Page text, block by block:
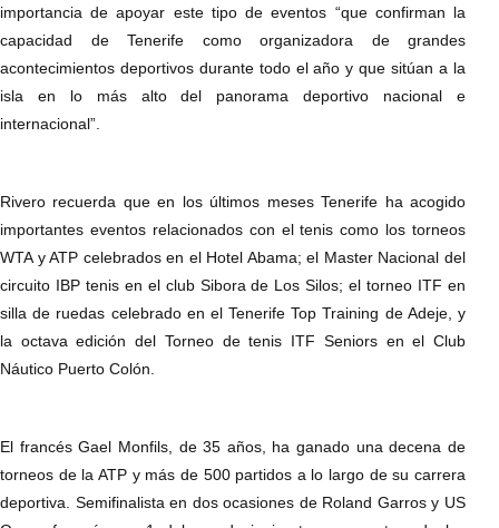
importancia de apoyar este tipo de eventos “que confirman la
capacidad de Tenerife como organizadora de grandes
acontecimientos deportivos durante todo el año y que sitúan a la
isla en lo más alto del panorama deportivo nacional e
internacional”.
Rivero recuerda que en los últimos meses Tenerife ha acogido
importantes eventos relacionados con el tenis como los torneos
WTA y ATP celebrados en el Hotel Abama; el Master Nacional del
circuito IBP tenis en el club Sibora de Los Silos; el torneo ITF en
silla de ruedas celebrado en el Tenerife Top Training de Adeje, y
la octava edición del Torneo de tenis ITF Seniors en el Club
Náutico Puerto Colón.
El francés Gael Monfils, de 35 años, ha ganado una decena de
torneos de la ATP y más de 500 partidos a lo largo de su carrera
deportiva. Semifinalista en dos ocasiones de Roland Garros y US